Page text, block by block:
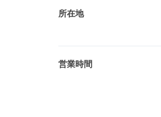
所在地
営業時間